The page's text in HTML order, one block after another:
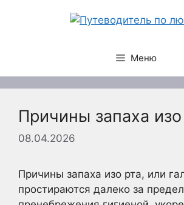
Меню
Причины запаха изо
08.04.2026
Причины запаха изо рта, или
простираются далеко за